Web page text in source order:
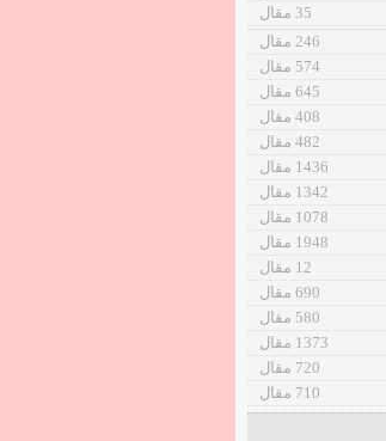
35 مقال
246 مقال
574 مقال
645 مقال
408 مقال
482 مقال
1436 مقال
1342 مقال
1078 مقال
1948 مقال
12 مقال
690 مقال
580 مقال
1373 مقال
720 مقال
710 مقال